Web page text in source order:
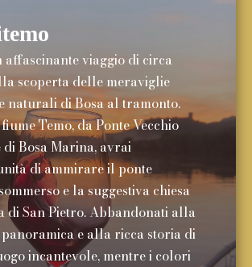
affascinante viaggio di circa
scoperta delle meraviglie
naturali di Bosa al tramonto.
Temo, da Ponte Vecchio
Bosa Marina, avrai
di ammirare il ponte
e la suggestiva chiesa
di San Pietro. Abbandonati alla
e alla ricca storia di
incantevole, mentre i colori